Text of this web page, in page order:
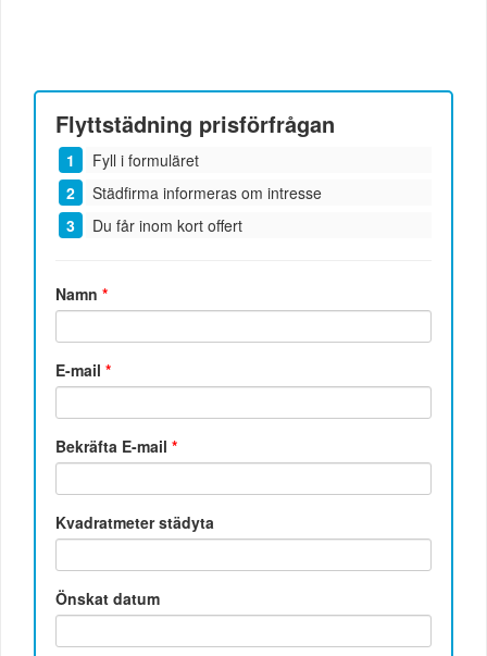
Flyttstädning prisförfrågan
Fyll i formuläret
Städfirma informeras om intresse
Du får inom kort offert
Namn*
E-mail*
Bekräfta E-mail*
Kvadratmeter städyta
Önskat datum